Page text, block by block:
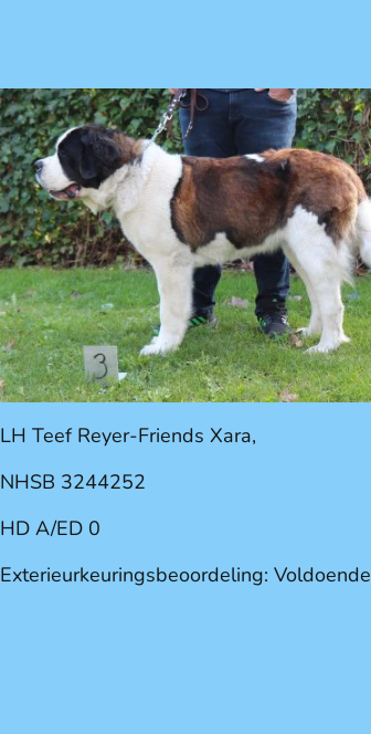
LH Teef Reyer-Friends Xara,
NHSB 3244252
HD A/ED 0
Exterieurkeuringsbeoordeling: Voldoende